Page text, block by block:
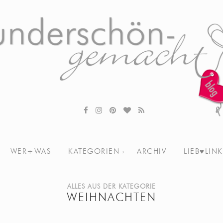
WER+WAS KATEGORIEN ARCHIV
ALLES AUS DER KATEGORIE
WEIHNACHTEN